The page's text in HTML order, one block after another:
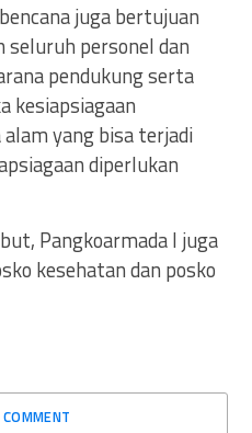
juga bertujuan
seluruh personel dan
pendukung serta
kesiapsiagaan
yang bisa terjadi
diperlukan
Pangkoarmada l juga
kesehatan dan posko